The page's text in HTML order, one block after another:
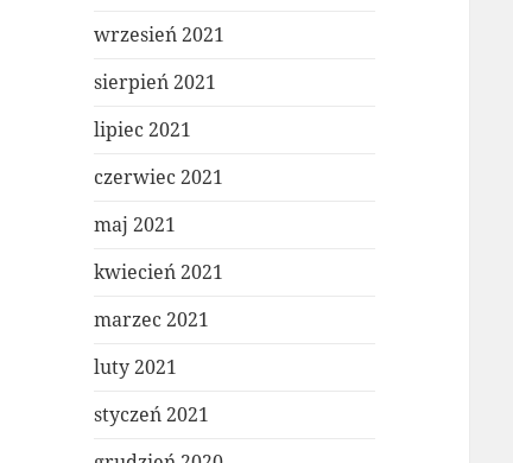
wrzesień 2021
sierpień 2021
lipiec 2021
czerwiec 2021
maj 2021
kwiecień 2021
marzec 2021
luty 2021
styczeń 2021